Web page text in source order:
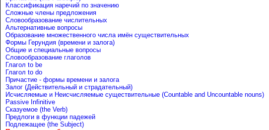
Классификация наречий по значению
Сложные члены предложения
Словообразование числительных
Альтернативные вопросы
Образование множественного числа имён существительных
Формы Герундия (времени и залога)
Общие и специальные вопросы
Словообразование глаголов
Глагол to be
Глагол to do
Причастие - формы времени и залога
Залог (Действительный и страдательный)
Исчисляемые и Неисчисляемые существительные (Countable and Uncountable nouns)
Passive Infinitive
Сказуемое (the Verb)
Предлоги в функции падежей
Подлежащее (the Subject)